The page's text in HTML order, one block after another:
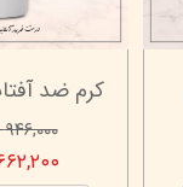
۹۴۶,۰۰۰ تومان
۶۶۲,۲۰۰